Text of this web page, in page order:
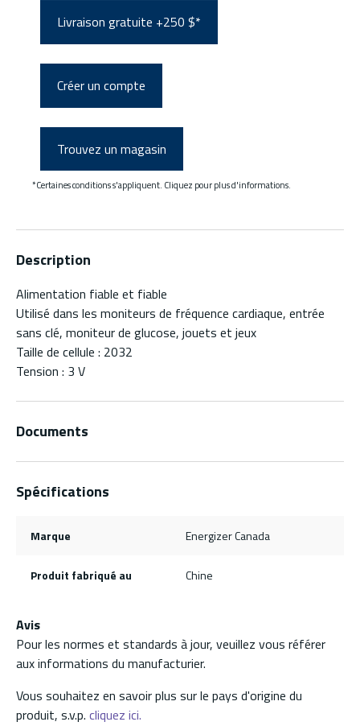
Livraison gratuite +250 $*
Créer un compte
Trouvez un magasin
*Certaines conditions s'appliquent. Cliquez pour plus d'informations.
Description
Alimentation fiable et fiable
Utilisé dans les moniteurs de fréquence cardiaque, entrée
sans clé, moniteur de glucose, jouets et jeux
Taille de cellule : 2032
Tension : 3 V
Documents
Spécifications
Marque Energizer Canada
Produit fabriqué au Chine
Avis
Pour les normes et standards à jour, veuillez vous référer
aux informations du manufacturier.
Vous souhaitez en savoir plus sur le pays d'origine du
produit, s.v.p. cliquez ici.